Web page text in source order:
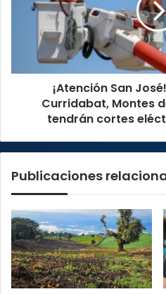
zonas
Curridabat,
Montes
de
tendrán
eléctricos
¡Atención San
Curridabat, Montes
tendrán cortes
Publicaciones